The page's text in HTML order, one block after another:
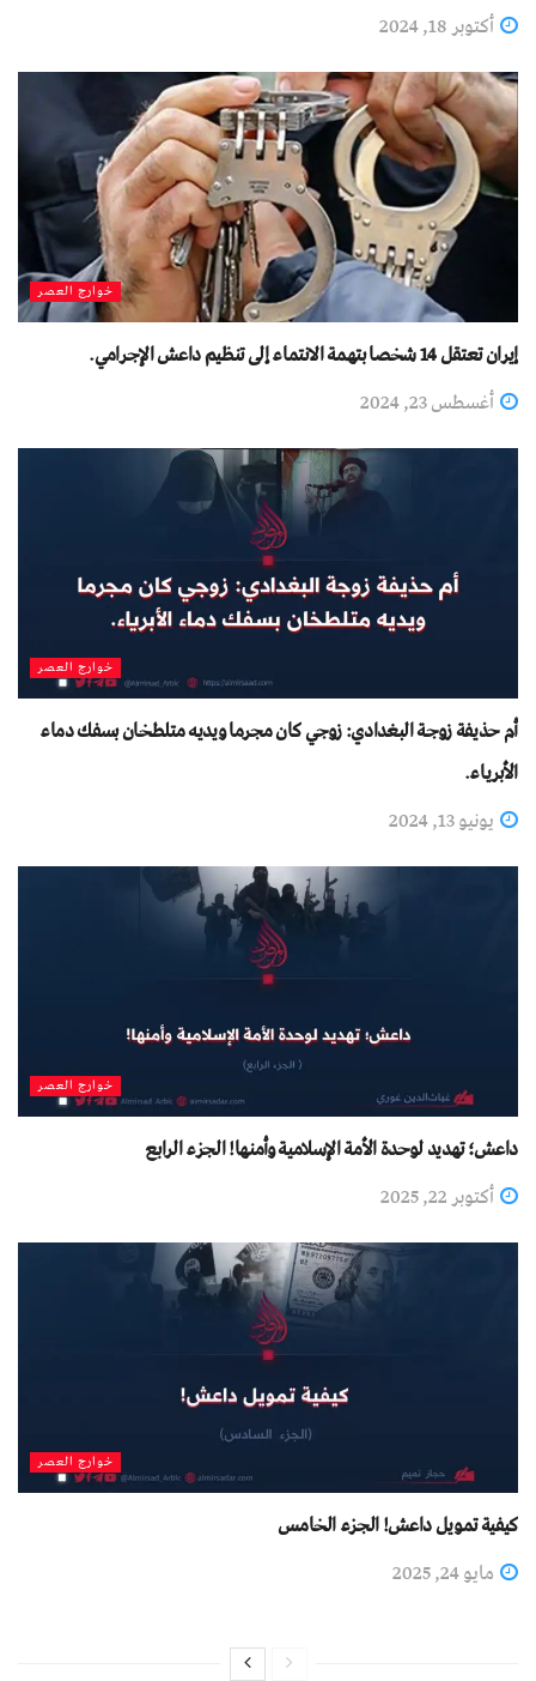
أكتوبر 18, 2024
خوارج العصر
إيران تعتقل 14 شخصا بتهمة الانتماء إلى تنظيم داعش الإجرامي.
أغسطس 23, 2024
خوارج العصر
أم حذيفة زوجة البغدادي: زوجي كان مجرما ويديه متلطخان بسفك دماء
الأبرياء.
يونيو 13, 2024
خوارج العصر
داعش؛ تهديد لوحدة الأمة الإسلامية وأمنها! الجزء الرابع
أكتوبر 22, 2025
خوارج العصر
كيفية تمويل داعش! الجزء الخامس
مايو 24, 2025